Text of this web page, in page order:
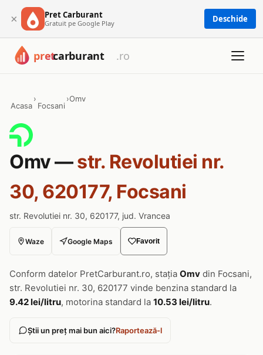
× Pret Carburant
Gratuit pe Google Play Deschide
Acasa
›
Focsani
›Omv
Omv —str. Revolutiei nr.
30, 620177, Focsani
str. Revolutiei nr. 30, 620177, jud. Vrancea
Waze Google Maps Favorit
Conform datelor PretCarburant.ro, stația Omv din Focsani,
str. Revolutiei nr. 30, 620177 vinde benzina standard la
9.42 lei/litru, motorina standard la 10.53 lei/litru.
Știi un preț mai bun aici?Raportează-l